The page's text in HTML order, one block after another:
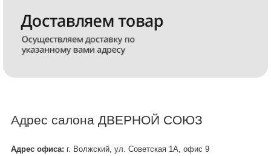
Адрес салона ДВЕРНОЙ СОЮЗ
Адрес офиса: г. Волжский, ул. Советская 1А, офис 9